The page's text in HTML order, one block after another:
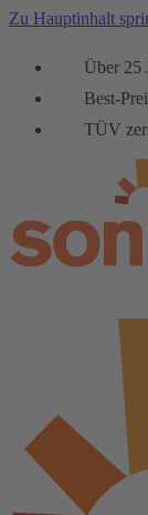
Zu Hauptinhalt
Über 25
Best-
TÜV